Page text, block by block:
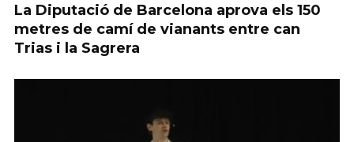
La Diputació de Barcelona aprova els 150
metres de camí de vianants entre can
Trias i la Sagrera